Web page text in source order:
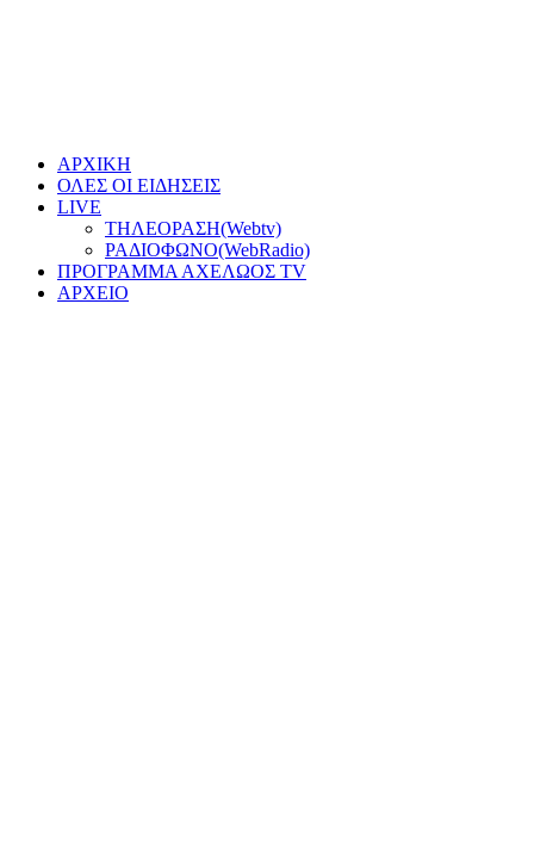
ΑΡΧΙΚΗ
ΟΛΕΣ ΟΙ ΕΙΔΗΣΕΙΣ
LIVE
ΤΗΛΕΟΡΑΣΗ(Webtv)
ΡΑΔΙΟΦΩΝΟ(WebRadio)
ΠΡΟΓΡΑΜΜΑ ΑΧΕΛΩΟΣ TV
ΑΡΧΕΙΟ